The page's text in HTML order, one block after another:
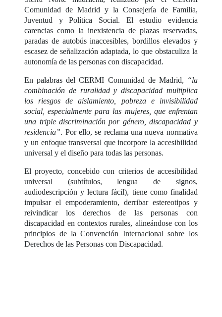
Comunidad de Madrid y la Consejería de Familia,
Juventud y Política Social. El estudio evidencia
carencias como la inexistencia de plazas reservadas,
paradas de autobús inaccesibles, bordillos elevados y
escasez de señalización adaptada, lo que obstaculiza la
autonomía de las personas con discapacidad.
En palabras del CERMI Comunidad de Madrid, “la
combinación de ruralidad y discapacidad multiplica
los riesgos de aislamiento, pobreza e invisibilidad
social, especialmente para las mujeres, que enfrentan
una triple discriminación por género, discapacidad y
residencia”. Por ello, se reclama una nueva normativa
y un enfoque transversal que incorpore la accesibilidad
universal y el diseño para todas las personas.
El proyecto, concebido con criterios de accesibilidad
universal (subtítulos, lengua de signos,
audiodescripción y lectura fácil), tiene como finalidad
impulsar el empoderamiento, derribar estereotipos y
reivindicar los derechos de las personas con
discapacidad en contextos rurales, alineándose con los
principios de la Convención Internacional sobre los
Derechos de las Personas con Discapacidad.